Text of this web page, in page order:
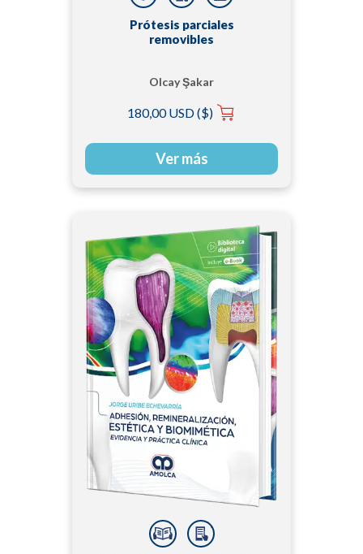
Prótesis parciales
removibles
Olcay Şakar
180,00 USD ($)
Ver más